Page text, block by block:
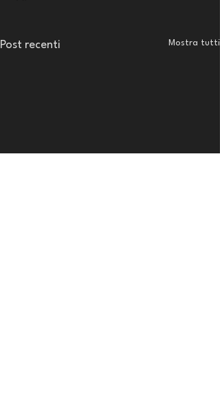
Post recenti Mostra tutti